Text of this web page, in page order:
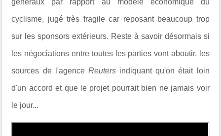
généraux par rapport au modèle économique du
cyclisme, jugé très fragile car reposant beaucoup trop
sur les sponsors extérieurs. Reste à savoir désormais si
les négociations entre toutes les parties vont aboutir, les
sources de l'agence Reutersindiquant qu'on était loin
d'un accord et que le projet pourrait bien ne jamais voir
le jour...